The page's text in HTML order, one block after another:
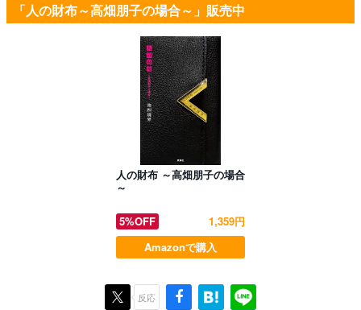
「人の財布～高畑朋子の場合～」販売中
人の財布 ～高畑朋子の場合
～
5%OFF
1,359円
Amazonで購入
反応